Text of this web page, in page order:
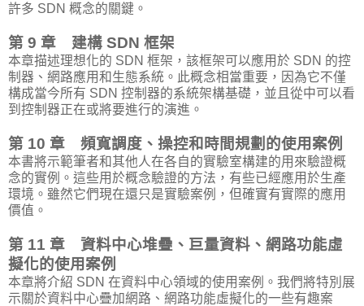
許多 SDN 概念的關鍵。
第 9 章 建構 SDN 框架
本章描述理想化的 SDN 框架，該框架可以應用於 SDN 的控
制器、網路應用和生態系統。此概念相當重要，因為它不僅
構成當今所有 SDN 控制器的系統架構基礎，並且從中可以看
到控制器正在或將要進行的演進。
第 10 章 頻寬調度、操控和時間規劃的使用案例
本書將示範筆者和其他人在各自的實驗室構建的用來驗證概
念的實例。這些用於概念驗證的方法，有些已經應用於生產
環境。雖然它們現在還只是實驗案例，但確實有實際的應用
價值。
第 11 章 資料中心堆疊、巨量資料、網路功能虛
擬化的使用案例
本章將介紹 SDN 在資料中心領域的使用案例。我們將特別展
示關於資料中心疊加網路、網路功能虛擬化的一些有趣案